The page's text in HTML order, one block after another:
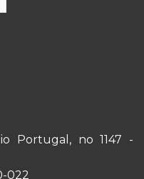
Portugal, no 1147 -
022